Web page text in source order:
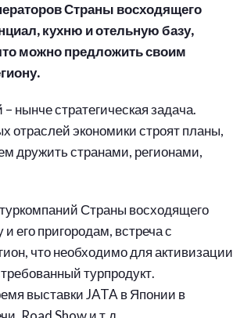
Страны восходящего
кухню и отельную базу,
можно предложить своим
нынче стратегическая задача.
отраслей экономики строят планы,
дружить странами, регионами,
Страны восходящего
его пригородам, встреча с
что необходимо для активизации
турпродукт.
выставки JATA в Японии в